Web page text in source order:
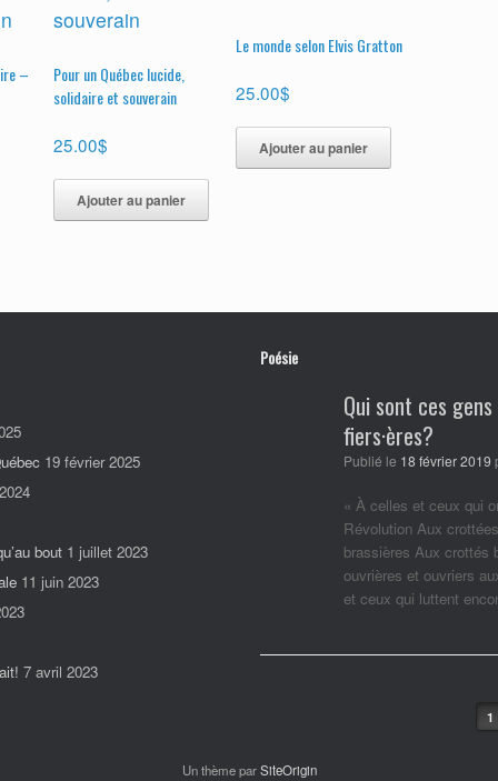
–
Pour un Québec lucide,
solidaire et souverain
25.00$
Ajouter au panier
Le monde selon Elvis Gratton
25.00$
Ajouter au panier
19 février 2025
bout 1 juillet 2023
11 juin 2023
7 avril 2023
Poésie
Qui sont ces
fiers·ères?
Publié le 18 février 2019
« À celles et ceux qui
Révolution Aux
brassières Aux crottés
ouvrières et ouvriers
et ceux qui luttent
1
Un thème parSiteOrigin